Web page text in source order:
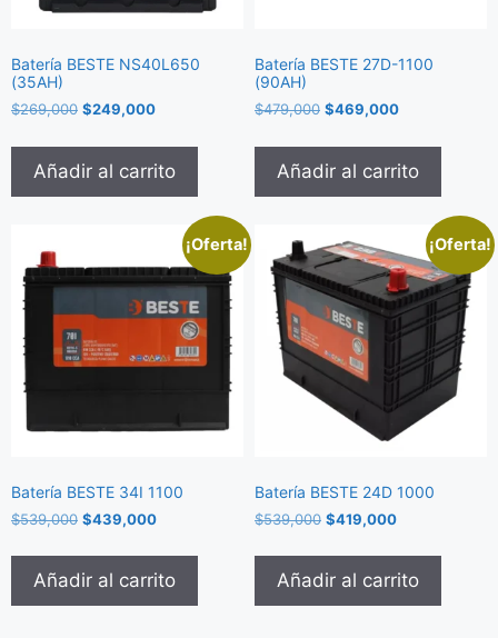
Batería BESTE NS40L650
(35AH)
$269,000 $249,000
Añadir al carrito
Batería BESTE 27D-1100
(90AH)
$479,000 $469,000
Añadir al carrito
¡Oferta!
Batería BESTE 34I 1100
$539,000 $439,000
Añadir al carrito
¡Oferta!
Batería BESTE 24D 1000
$539,000 $419,000
Añadir al carrito